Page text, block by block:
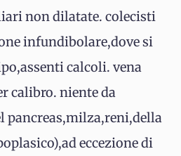
non dilatate. colecisti
infundibolare,dove si
calcoli. vena
calibro. niente da
pancreas,milza,reni,della
eccezione di